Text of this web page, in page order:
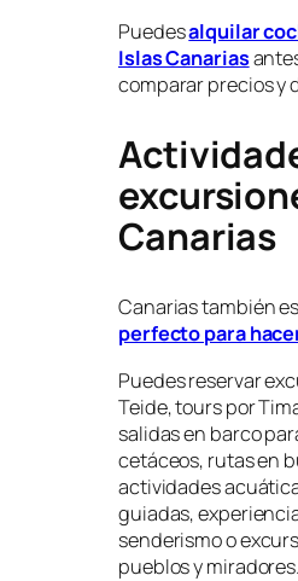
Puedesalquilar
Islas Canarias
comparar precios y
Canarias
Canarias también
perfecto para
Puedes reservar
Teide, tours por
salidas en barco
cetáceos, rutas en
actividades
guiadas,
senderismo o
pueblos y miradores.